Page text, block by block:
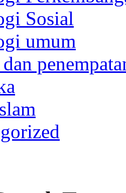
Sosial
umum